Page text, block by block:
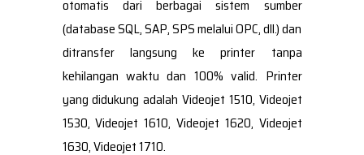
otomatis dari berbagai sistem sumber
(database SQL, SAP, SPS melalui OPC, dll.) dan
ditransfer langsung ke printer tanpa
kehilangan waktu dan 100% valid. Printer
yang didukung adalah Videojet 1510, Videojet
1530, Videojet 1610, Videojet 1620, Videojet
1630, Videojet 1710.